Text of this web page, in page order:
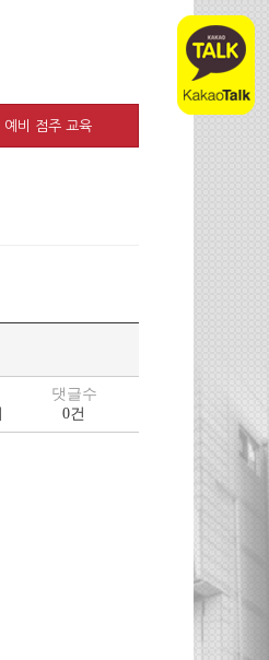
예비 점주 교육
댓글수
0건